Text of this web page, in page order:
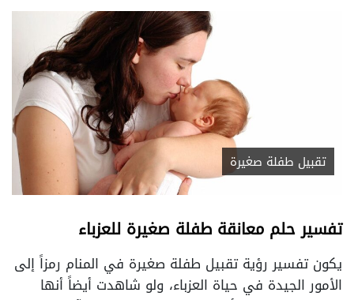
تقبيل طفلة صغيرة
تفسير حلم معانقة طفلة صغيرة للعزباء
يكون تفسير رؤية تقبيل طفلة صغيرة في المنام رمزاً إلى
الأمور الجيدة في حياة العزباء، ولو شاهدت أيضاً أنها